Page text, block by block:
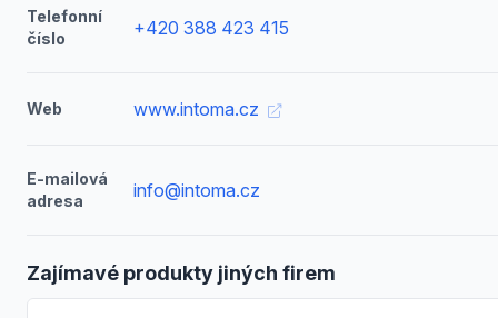
Telefonní
číslo
+420 388 423 415
Web www.intoma.cz
E-mailová
adresa
info@intoma.cz
Zajímavé produkty jiných firem